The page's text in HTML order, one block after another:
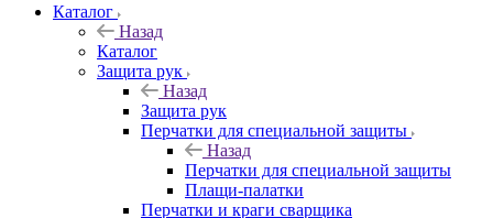
Каталог
Назад
Каталог
Защита рук
Назад
Защита рук
Перчатки для специальной защиты
Назад
Перчатки для специальной защиты
Плащи-палатки
Перчатки и краги сварщика